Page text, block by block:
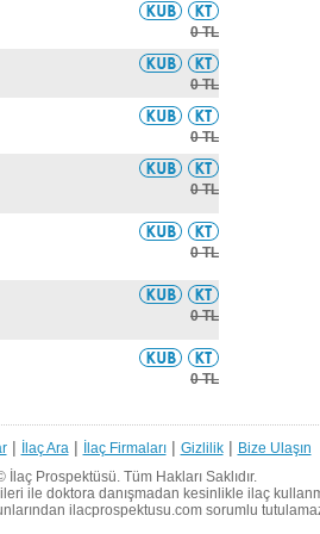
0 TL
0 TL
0 TL
0 TL
0 TL
0 TL
0 TL
| İlaç Ara | İlaç Firmaları| Gizlilik| Bize Ulaşın
İlaç Prospektüsü. Tüm Hakları Saklıdır.
ile doktora danışmadan kesinlikle ilaç
ilacprospektusu.com sorumlu